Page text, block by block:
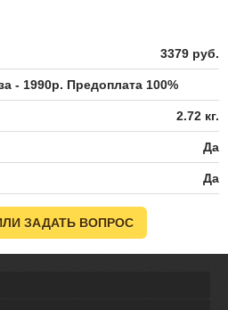
3379 руб.
- 1990р. Предоплата 100%
2.72 кг.
Да
Да
ЗАДАТЬ ВОПРОС